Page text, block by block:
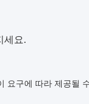
세요.
요구에 따라 제공될